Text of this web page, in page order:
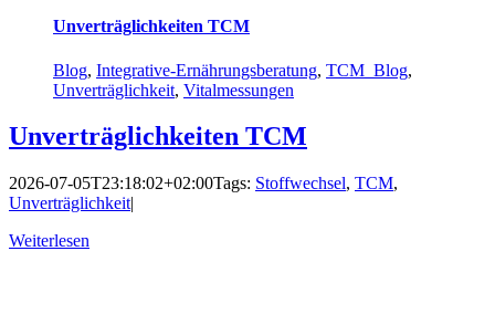
Unverträglichkeiten TCM
Blog, Integrative-Ernährungsberatung, TCM_Blog,
Unverträglichkeit, Vitalmessungen
Unverträglichkeiten TCM
2026-07-05T23:18:02+02:00Tags: Stoffwechsel, TCM,
Unverträglichkeit|
Weiterlesen